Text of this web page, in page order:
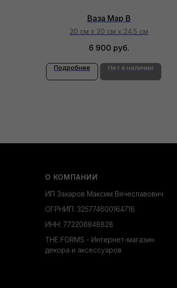
Ваза Map B
20 см х 20 см х 24.5 см
6 900 руб.
Подробнее Нет в наличии
О КОМПАНИИ
ИП Захаров Максим Вячеславович
ОГРНИП: 325774600164716
ИНН: 772206848828
THE FORMS - Интернет-магазин
декора и аксессуаров